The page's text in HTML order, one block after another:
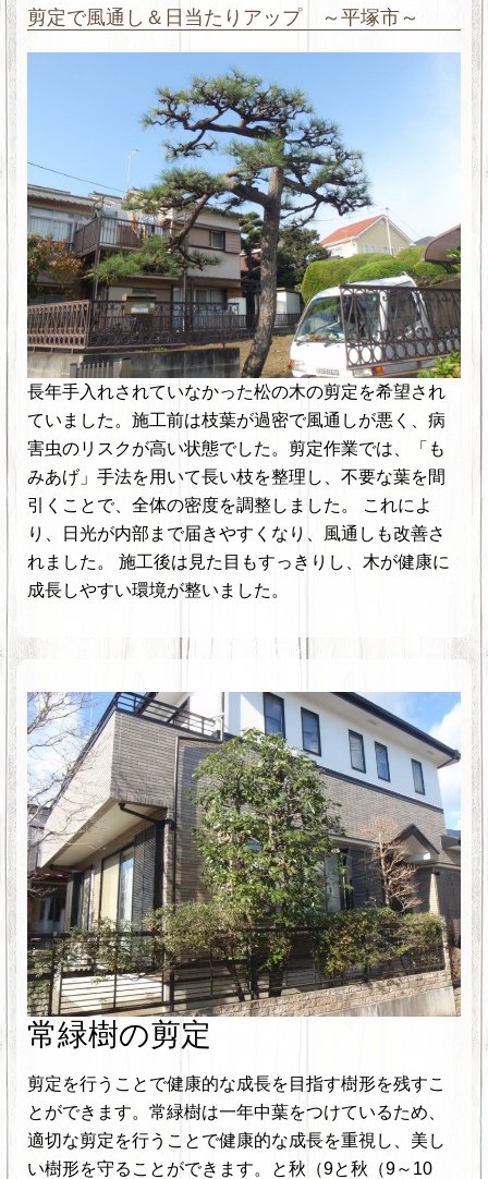
剪定で風通し＆日当たりアップ ～平塚市～
長年手入れされていなかった松の木の剪定を希望され
ていました。施工前は枝葉が過密で風通しが悪く、病
害虫のリスクが高い状態でした。剪定作業では、「も
みあげ」手法を用いて長い枝を整理し、不要な葉を間
引くことで、全体の密度を調整しました。 これによ
り、日光が内部まで届きやすくなり、風通しも改善さ
れました。 施工後は見た目もすっきりし、木が健康に
成長しやすい環境が整いました。
常緑樹の剪定
剪定を行うこと で健康的な成長を 目指す樹形を残すこ
と ができ ます。 常緑樹は一年中葉をつけているため、
適切な剪定を行うことで健康的な成長を重視し、美し
い樹形を守ることができます。
と秋 （9と秋（9～10